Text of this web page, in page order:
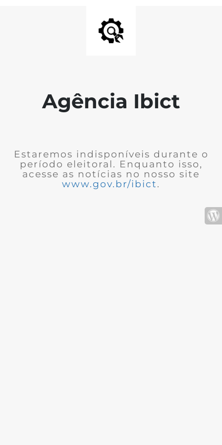
Agência Ibict
Estaremos indisponíveis durante o
período eleitoral. Enquanto isso,
acesse as notícias no nosso site
www.gov.br/ibict.